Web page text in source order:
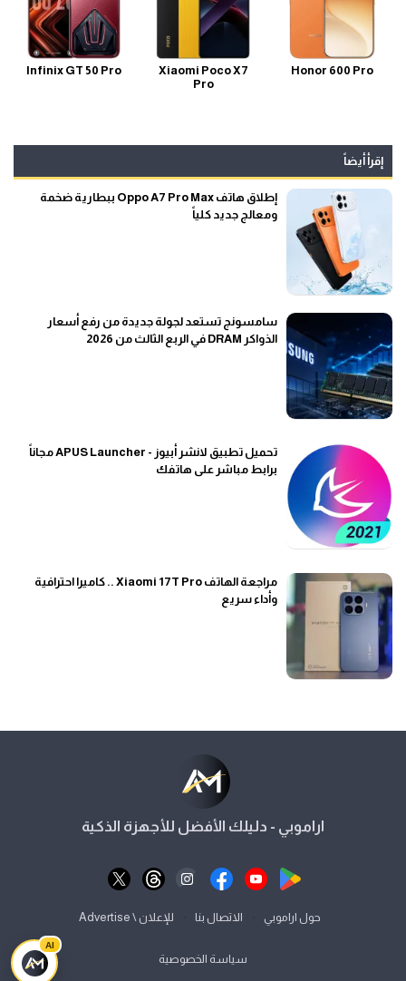
Honor 600 Pro
Xiaomi Poco X7
Pro
Infinix GT 50 Pro
إقرأ أيضاً
إطلاق هاتف Oppo A7 Pro Max ببطارية ضخمة
ومعالج جديد كلياً
سامسونج تستعد لجولة جديدة من رفع أسعار
الذواكر DRAM في الربع الثالث من 2026
تحميل تطبيق لانشر أبيوز - APUS Launcher مجاناً
برابط مباشر على هاتفك
مراجعة الهاتف Xiaomi 17T Pro .. كاميرا احترافية
وأداء سريع
اراموبي - دليلك الأفضل للأجهزة الذكية
حول اراموبي الاتصال بنا للإعلان \ Advertise
سياسة الخصوصية
AI